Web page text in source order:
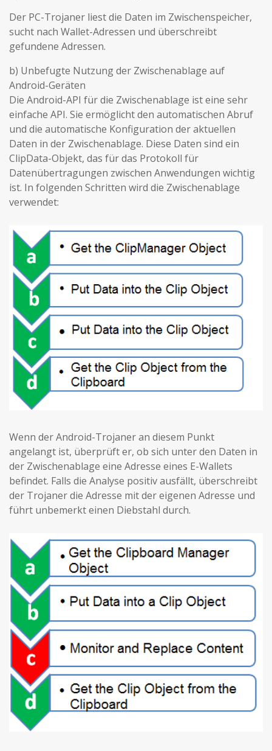
Der PC-Trojaner liest die Daten im Zwischenspeicher,
sucht nach Wallet-Adressen und überschreibt
gefundene Adressen.
b) Unbefugte Nutzung der Zwischenablage auf
Android-Geräten
Die Android-API für die Zwischenablage ist eine sehr
einfache API. Sie ermöglicht den automatischen Abruf
und die automatische Konfiguration der aktuellen
Daten in der Zwischenablage. Diese Daten sind ein
ClipData-Objekt, das für das Protokoll für
Datenübertragungen zwischen Anwendungen wichtig
ist. In folgenden Schritten wird die Zwischenablage
verwendet:
Wenn der Android-Trojaner an diesem Punkt
angelangt ist, überprüft er, ob sich unter den Daten in
der Zwischenablage eine Adresse eines E-Wallets
befindet. Falls die Analyse positiv ausfällt, überschreibt
der Trojaner die Adresse mit der eigenen Adresse und
führt unbemerkt einen Diebstahl durch.